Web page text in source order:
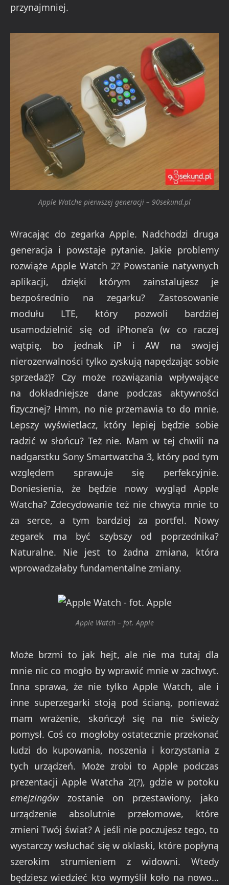
przynajmniej.
Apple Watche pierwszej generacji – 90sekund.pl
Wracając do zegarka Apple. Nadchodzi druga
generacja i powstaje pytanie. Jakie problemy
rozwiąże Apple Watch 2? Powstanie natywnych
aplikacji, dzięki którym zainstalujesz je
bezpośrednio na zegarku? Zastosowanie
modułu LTE, który pozwoli bardziej
usamodzielnić się od iPhone’a (w co raczej
wątpię, bo jednak iP i AW na swojej
nierozerwalności tylko zyskują napędzając sobie
sprzedaż)? Czy może rozwiązania wpływające
na dokładniejsze dane podczas aktywności
fizycznej? Hmm, no nie przemawia to do mnie.
Lepszy wyświetlacz, który lepiej będzie sobie
radzić w słońcu? Też nie. Mam w tej chwili na
nadgarstku Sony Smartwatcha 3, który pod tym
względem sprawuje się perfekcyjnie.
Doniesienia, że będzie nowy wygląd Apple
Watcha? Zdecydowanie też nie chwyta mnie to
za serce, a tym bardziej za portfel. Nowy
zegarek ma być szybszy od poprzednika?
Naturalne. Nie jest to żadna zmiana, która
wprowadzałaby fundamentalne zmiany.
Apple Watch – fot. Apple
Może brzmi to jak hejt, ale nie ma tutaj dla
mnie nic co mogło by wprawić mnie w zachwyt.
Inna sprawa, że nie tylko Apple Watch, ale i
inne superzegarki stoją pod ścianą, ponieważ
mam wrażenie, skończył się na nie świeży
pomysł. Coś co mogłoby ostatecznie przekonać
ludzi do kupowania, noszenia i korzystania z
tych urządzeń. Może zrobi to Apple podczas
prezentacji Apple Watcha 2(?), gdzie w potoku
emejzingówzostanie on przestawiony, jako
urządzenie absolutnie przełomowe, które
zmieni Twój świat? A jeśli nie poczujesz tego, to
wystarczy wsłuchać się w oklaski, które popłyną
szerokim strumieniem z widowni. Wtedy
będziesz wiedzieć kto wymyślił koło na nowo…